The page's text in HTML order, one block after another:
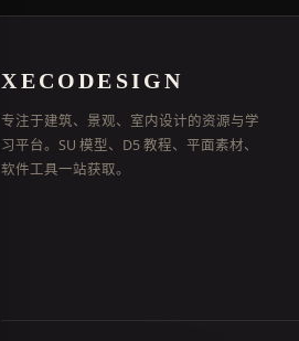
XECODESIGN
专注于建筑、景观、室内设计的资源与学
习平台。SU 模型、D5 教程、平面素材、
软件工具一站获取。